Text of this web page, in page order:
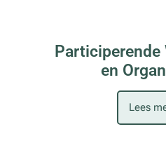
Participerende
en
Lees